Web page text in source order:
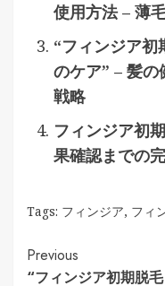
使用方法 – 薄
“フィンジア
のケア” – 髪
戦略
フィンジア初
果確認までの
Tags: フィンジア, フィ
Continue
Previous
“フィンジア初期脱